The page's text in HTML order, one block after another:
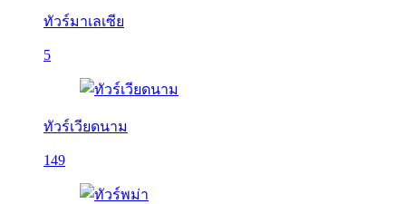
ทัวร์มาเลเซีย
5
ทัวร์เวียดนาม
149